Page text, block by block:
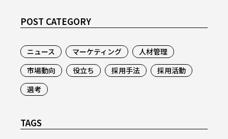
POST CATEGORY
ニュース マーケティング
人材管理
市場動向
役立ち 採用手法
採用活動
選考
TAGS